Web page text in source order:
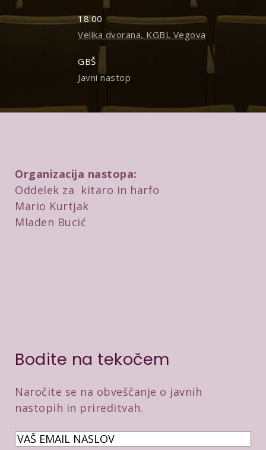
18:00
Velika dvorana, KGBL Vegova
GBŠ
Javni nastop
Bodite na tekočem
Naročite se na obveščanje o javnih
nastopih in prireditvah.
E
Organizacija nastopa:
Oddelek za kitaro in harfo
Mario Kurtjak
Mladen Bucić